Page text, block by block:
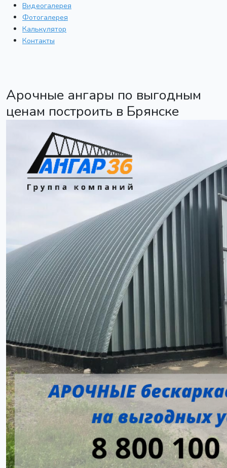
Видеогалерея
Фотогалерея
Калькулятор
Контакты
Арочные ангары по выгодным
ценам построить в Брянске